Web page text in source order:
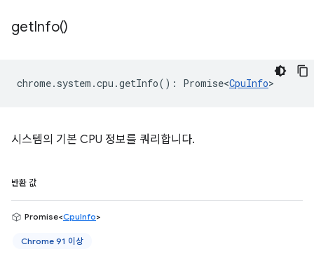
getInfo()
chrome. system .cpu .getInfo() : Promise<CpuInfo>
시스템의 기본 CPU 정보를 쿼리합니다.
반환 값
Promise<CpuInfo>
Chrome 91 이상